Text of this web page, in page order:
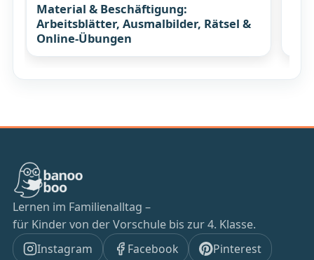
Material & Beschäftigung:
Arbeitsblätter, Ausmalbilder, Rätsel &
Online-Übungen
Lernen im Familienalltag –
für Kinder von der Vorschule bis zur 4. Klasse.
Instagram
Facebook Pinterest